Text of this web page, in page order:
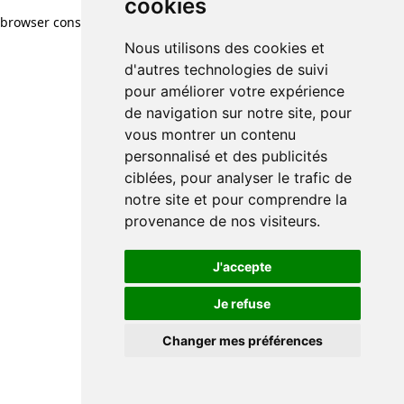
cookies
Nous utilisons des cookies et
d'autres technologies de suivi
pour améliorer votre expérience
de navigation sur notre site, pour
vous montrer un contenu
personnalisé et des publicités
ciblées, pour analyser le trafic de
notre site et pour comprendre la
provenance de nos visiteurs.
J'accepte
Je refuse
Changer mes préférences
browser console for more information)